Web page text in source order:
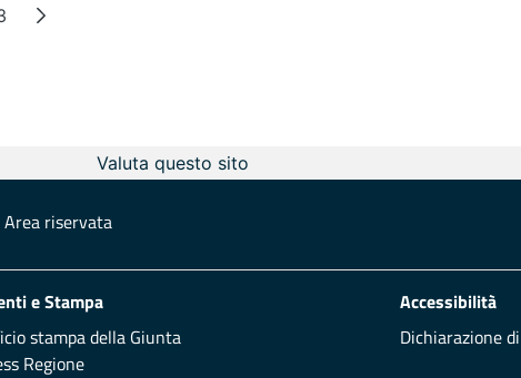
Valuta questo sito
Area riservata
e Stampa
stampa della Giunta
Regione
Accessibilità
Dichiarazione